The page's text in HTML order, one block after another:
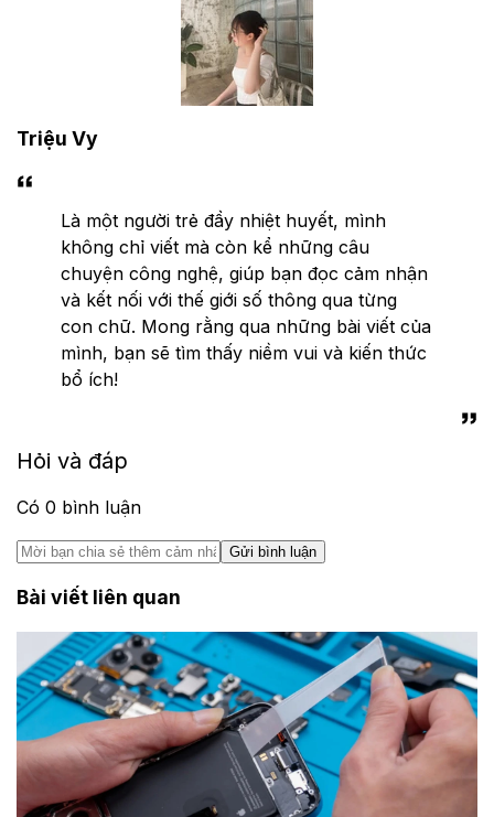
Triệu Vy
Là một người trẻ đầy nhiệt huyết, mình
không chỉ viết mà còn kể những câu
chuyện công nghệ, giúp bạn đọc cảm nhận
và kết nối với thế giới số thông qua từng
con chữ. Mong rằng qua những bài viết của
mình, bạn sẽ tìm thấy niềm vui và kiến thức
bổ ích!
Hỏi và đáp
Có 0 bình luận
Gửi bình luận
Bài viết liên quan